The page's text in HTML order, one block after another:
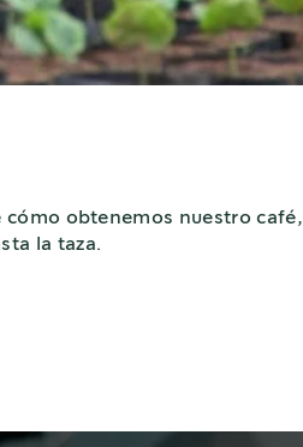
cómo obtenemos nuestro café,
la taza.